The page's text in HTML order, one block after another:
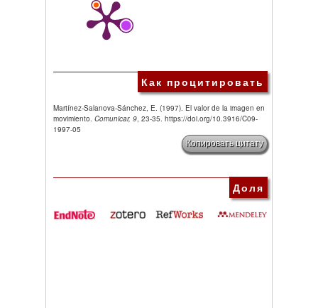
Как процитировать
Martínez-Salanova-Sánchez, E. (1997). El valor de la imagen en
movimiento. Comunicar, 9, 23-35. https://doi.org/10.3916/C09-
1997-05
Копировать цитату
Доля